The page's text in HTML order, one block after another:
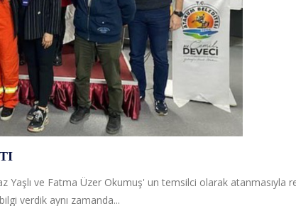
Yaşlı ve Fatma Üzer Okumuş' un temsilci olarak
verdik aynı zamanda...